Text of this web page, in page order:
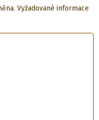
Vyžadované informace